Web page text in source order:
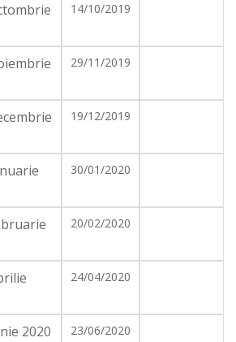
14/10/2019
29/11/2019
19/12/2019
30/01/2020
20/02/2020
24/04/2020
2020 23/06/2020